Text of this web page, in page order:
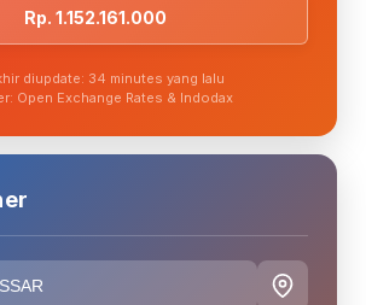
Rp. 1.152.161.000
diupdate: 34 minutes yang lalu
Open Exchange Rates & Indodax